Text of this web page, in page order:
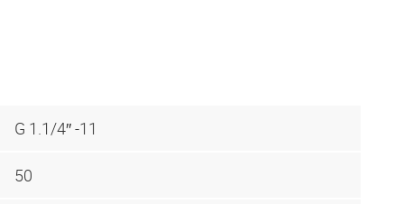
G 1.1/4″ -11
50